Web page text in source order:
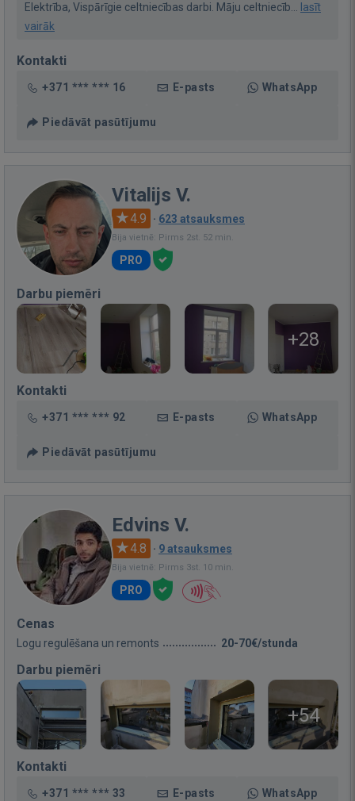
Elektrība, Vispārīgie celtniecības darbi. Māju celtniecīb...
lasīt
vairāk
Kontakti
+371 *** *** 16 E-pasts WhatsApp
Piedāvāt pasūtījumu
Vitalijs V.
4.9 · 623 atsauksmes
Bija vietnē: Pirms 2st. 52 min.
PRO
Darbu piemēri
+28
Kontakti
+371 *** *** 92 E-pasts WhatsApp
Piedāvāt pasūtījumu
Edvins V.
4.8 · 9 atsauksmes
Bija vietnē: Pirms 3st. 10 min.
PRO
Cenas
Logu regulēšana un remonts 20-70€/stunda
Darbu piemēri
+54
Kontakti
+371 *** *** 33 E-pasts WhatsApp